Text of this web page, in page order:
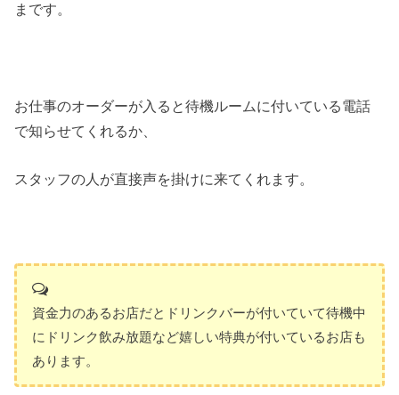
まです。
お仕事のオーダーが入ると待機ルームに付いている電話
で知らせてくれるか、
スタッフの人が直接声を掛けに来てくれます。
資金力のあるお店だとドリンクバーが付いていて待機中
にドリンク飲み放題など嬉しい特典が付いているお店も
あります。